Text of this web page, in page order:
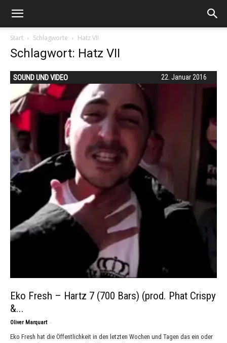
Start Schlagworte Hatz VII
Schlagwort: Hatz VII
22. Januar 2016
SOUND UND VIDEO
Eko Fresh – Hartz 7 (700 Bars) (prod. Phat Crispy
&...
Oliver Marquart -
Eko Fresh hat die Öffentlichkeit in den letzten Wochen und Tagen das ein oder